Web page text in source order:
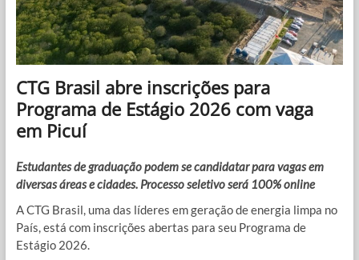
CTG Brasil abre inscrições para
Programa de Estágio 2026 com vaga
em Picuí
Estudantes de graduação podem se candidatar para vagas em
diversas áreas e cidades. Processo seletivo será 100% online
A CTG Brasil, uma das líderes em geração de energia limpa no
País, está com inscrições abertas para seu Programa de
Estágio 2026.